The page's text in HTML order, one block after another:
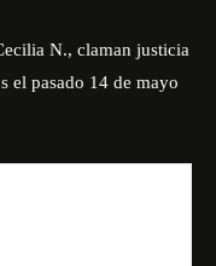
N., claman justicia
el pasado 14 de mayo